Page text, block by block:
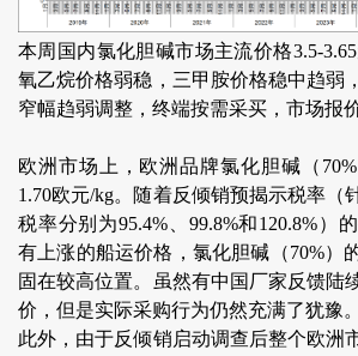
本周国内氯化胆碱市场主流价格3.5-
氧乙烷价格弱稳，三甲胺价格稳中趋弱
窄幅趋弱调整，终端按需采买，市场报
欧洲市场上，欧洲品牌氯化胆碱（
1.70欧元/kg。随着反倾销预揭示税率（
税率分别为95.4%、99.8%和120.8%）
有上涨的船运价格，氯化胆碱（70%）
固在较高位置。虽然有中国厂家反馈陆
价，但是实际采购行为仍然充满了犹豫。
此外，由于反倾销启动调查后整个欧洲